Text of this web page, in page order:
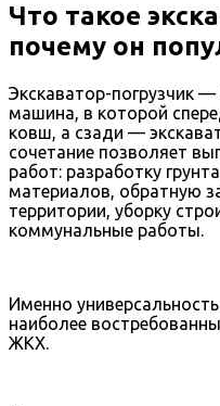
Что такое
почему он
Экскаватор-погрузчик
машина, в которой
ковш, а сзади —
сочетание позволяет
работ: разработку
материалов, обратную
территории, уборку
коммунальные работы.
Именно
наиболее
ЖКХ.